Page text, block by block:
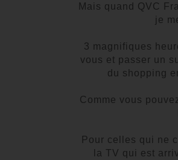
Mais quand QVC
je
3 magnifiques
vous et passer un
du shopping
Comme vous
Pour celles qui ne
la TV qui est